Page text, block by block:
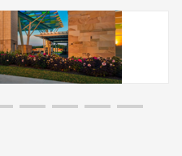
Ohio, USA